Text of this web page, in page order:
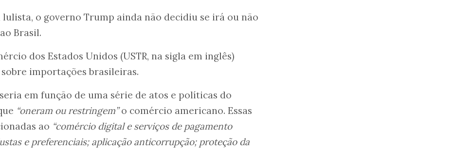
o governo Trump ainda não decidiu se irá ou não
Brasil.
dos Estados Unidos (USTR, na sigla em inglês)
importações brasileiras.
em função de uma série de atos e políticas do
“oneram ou restringem”o comércio americano. Essas
ao “comércio digital e serviços de pagamento
e preferenciais; aplicação anticorrupção; proteção da